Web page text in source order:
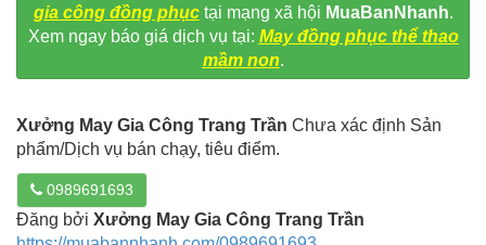
gia công đồng phụctại mạng xã hội MuaBanNhanh.
Xem ngay báo giá dịch vụ tại: May đồng phục thể thao
mầm non.
Xưởng May Gia Công Trang Trần Chưa xác định Sản
phẩm/Dịch vụ bán chạy, tiêu điểm.
0989691693
Đăng bởi Xưởng May Gia Công Trang Trần